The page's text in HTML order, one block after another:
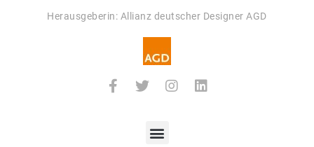
Herausgeberin: Allianz deutscher Designer AGD